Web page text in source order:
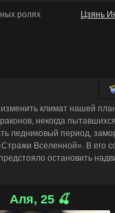
ролях Цзянь
изменить климат нашей
некогда
ледниковый период,
Вселенной». В его
остановить
и он почувствовал
критический момент,
Аля, 25 🍒